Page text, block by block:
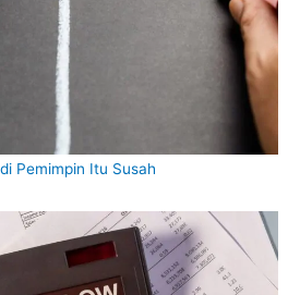
Pemimpin Itu Susah